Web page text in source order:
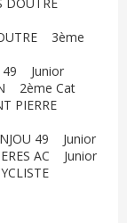
3ème
49 Junior
2ème Cat
PIERRE
49 Junior
AC Junior